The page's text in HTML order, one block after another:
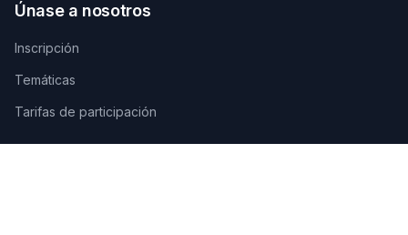
Únase a nosotros
Inscripción
Temáticas
Tarifas de participación